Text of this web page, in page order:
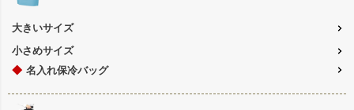
大きいサイズ
小さめサイズ
◆ 名入れ保冷バッグ